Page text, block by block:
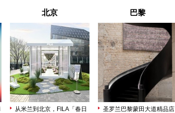
北京
从米兰到北京，FILA「春日
巴黎
圣罗兰巴黎蒙田大道精品店